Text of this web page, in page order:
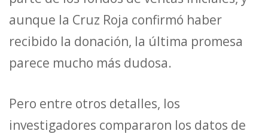
aunque la Cruz Roja confirmó haber
recibido la donación, la última promesa
parece mucho más dudosa.
Pero entre otros detalles, los
investigadores compararon los datos de